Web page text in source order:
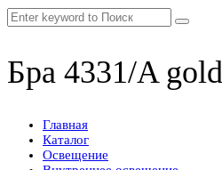
Бра 4331/A gold
Главная
Каталог
Освещение